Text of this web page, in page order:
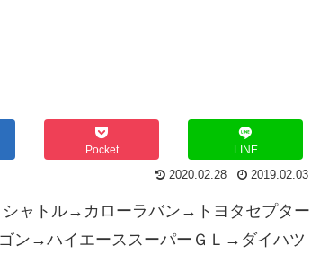
Pocket LINE
2020.02.28 2019.02.03
ャトル→カローラバン→トヨタセプター
ン→ハイエーススーパーＧＬ→ダイハツ